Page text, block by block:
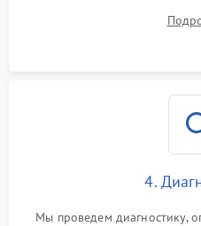
4.
Мы проведем диагностику,